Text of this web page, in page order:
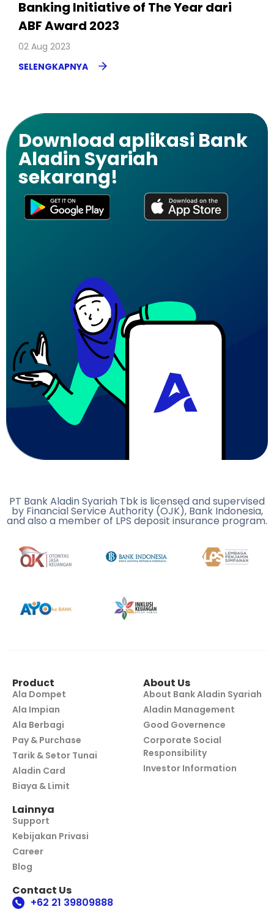
Banking Initiative of The Year dari
ABF Award 2023
02 Aug 2023
SELENGKAPNYA
Download aplikasi Bank
Aladin Syariah
sekarang!
PT Bank Aladin Syariah Tbk is licensed and supervised
by Financial Service Authority (OJK), Bank Indonesia,
and also a member of LPS deposit insurance program.
Product
Ala Dompet
Ala Impian
Ala Berbagi
Pay & Purchase
Tarik & Setor Tunai
Aladin Card
Biaya & Limit
About Us
About Bank Aladin Syariah
Aladin Management
Good Governence
Corporate Social
Responsibility
Investor Information
Lainnya
Support
Kebijakan Privasi
Career
Blog
Contact Us
+62 21 39809888